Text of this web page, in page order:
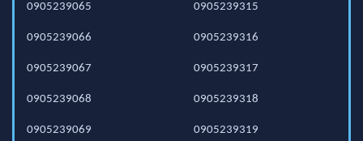
0905239065
0905239066
0905239067
0905239068
0905239069
0905239315
0905239316
0905239317
0905239318
0905239319